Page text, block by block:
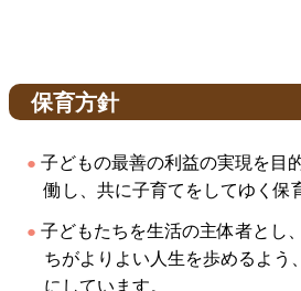
保育方針
子どもの最善の利益の実現を目
働し、共に子育てをしてゆく保
子どもたちを生活の主体者とし
ちがよりよい人生を歩めるよう
にしています。